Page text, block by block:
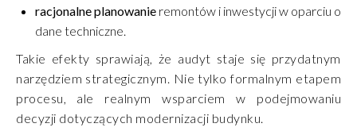
racjonalne planowanie remontów i inwestycji w oparciu o
dane techniczne.
Takie efekty sprawiają, że audyt staje się przydatnym
narzędziem strategicznym. Nie tylko formalnym etapem
procesu, ale realnym wsparciem w podejmowaniu
decyzji dotyczących modernizacji budynku.